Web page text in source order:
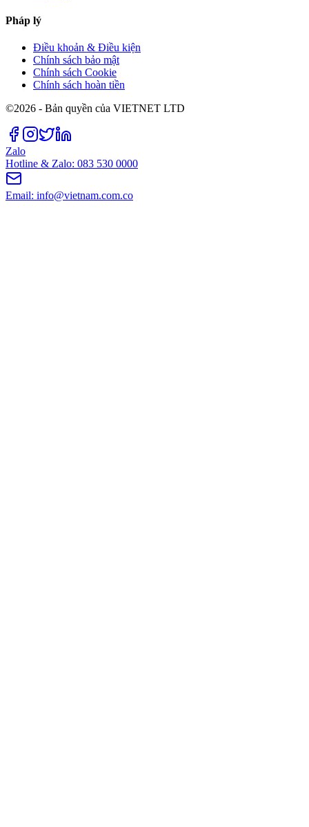
Pháp lý
Điều khoản & Điều kiện
Chính sách bảo mật
Chính sách Cookie
Chính sách hoàn tiền
©2026 - Bản quyền của VIETNET LTD
Zalo
Hotline & Zalo: 083 530 0000
Email: info@vietnam.com.co